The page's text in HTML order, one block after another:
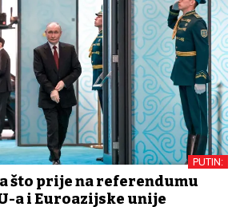
PUTIN:
što prije na referendumu
a i Euroazijske unije